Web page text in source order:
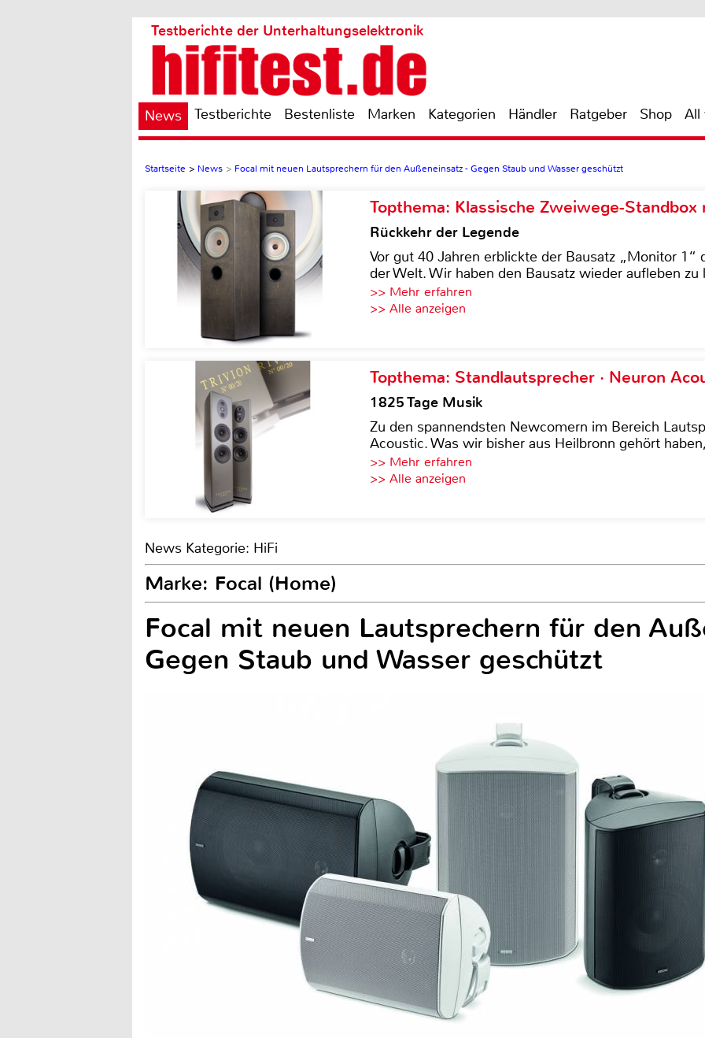
Testberichte der Unterhaltungselektronik
News Testberichte Bestenliste Marken Kategorien Händler Ratgeber Shop All
Startseite > News > Focal mit neuen Lautsprechern für den Außeneinsatz - Gegen Staub und Wasser geschützt
Topthema: Klassische Zweiwege-
Rückkehr der Legende
Vor gut 40 Jahren erblickte der Bausatz „Monitor 1“
der Welt. Wir haben den Bausatz wieder aufleben zu
>> Mehr erfahren
>> Alle anzeigen
Topthema: Standlautsprecher · Neuron
1825 Tage Musik
Zu den spannendsten Newcomern im Bereich
Acoustic. Was wir bisher aus Heilbronn gehört
>> Mehr erfahren
>> Alle anzeigen
News Kategorie: HiFi
Marke: Focal (Home)
Focal mit neuen Lautsprechern für den
Gegen Staub und Wasser geschützt